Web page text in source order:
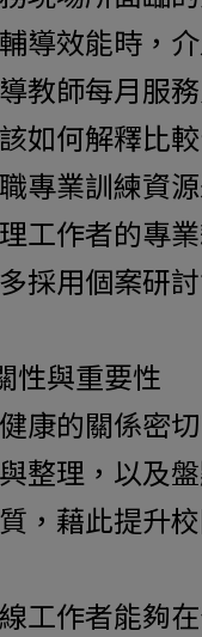
導效能時，
教師每月服
如何解釋比
專業訓練資
工作者的專
採用個案研
性與重要性
康的關係密
整理，以及
，藉此提升
工作者能夠